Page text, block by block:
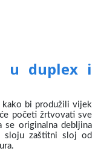
u duplex i
kako bi produžili vijek
početi žrtvovati sve
se originalna debljina
sloju zaštitni sloj od